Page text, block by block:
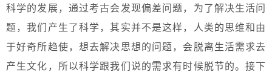
科学的发展，通过考古会发现偏差问题，为了解决生活问
题，我们产生了科学，其实并不是这样，人类的思维和由
于好奇所趋使，想去解决思想的问题，会脱离生活需求去
产生文化，所以科学跟我们说的需求有时候脱节的。接下